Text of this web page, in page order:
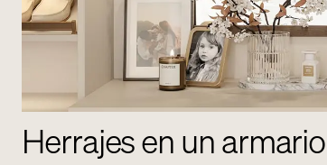
Herrajes en un armario